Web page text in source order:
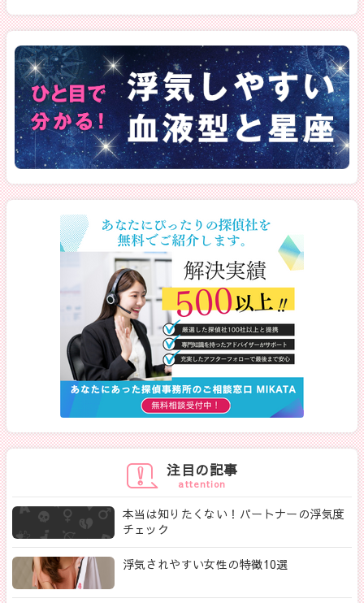
注目の記事
attention
本当は知りたくない！パートナーの浮気度
チェック
浮気されやすい女性の特徴10選